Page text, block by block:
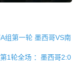
组第一轮 墨西哥VS南
1轮全场 ：墨西哥2:0